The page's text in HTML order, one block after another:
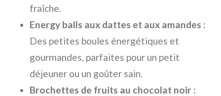
fraîche.
Energy balls aux dattes et aux amandes :
Des petites boules énergétiques et
gourmandes, parfaites pour un petit
déjeuner ou un goûter sain.
Brochettes de fruits au chocolat noir :